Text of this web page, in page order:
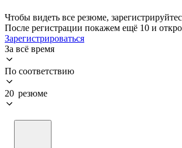
Чтобы видеть все резюме,
После регистрации покажем ещё 10 и
Зарегистрироваться
За всё время
По соответствию
20 резюме